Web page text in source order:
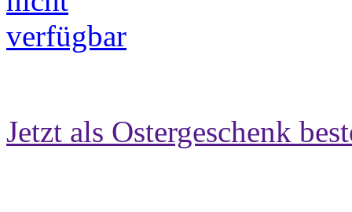
Jetzt als Ostergeschenk